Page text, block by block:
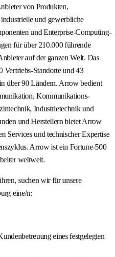
von Produkten,
und gewerbliche
und Enterprise-Computing-
für über 210.000 führende
auf der ganzen Welt. Das
Vertriebs-Standorte und 43
über 90 Ländern. Arrow bedient
Kommunikations-
Industrietechnik und
und Herstellern bietet Arrow
Services und technischer Expertise
Arrow ist ein Fortune-500
weltweit.
suchen wir für unsere
eine/n:
eines festgelegten